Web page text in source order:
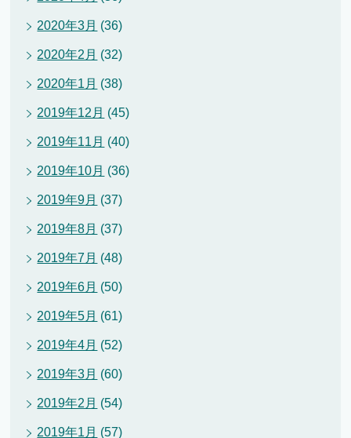
2020年3月 (36)
2020年2月 (32)
2020年1月 (38)
2019年12月 (45)
2019年11月 (40)
2019年10月 (36)
2019年9月 (37)
2019年8月 (37)
2019年7月 (48)
2019年6月 (50)
2019年5月 (61)
2019年4月 (52)
2019年3月 (60)
2019年2月 (54)
2019年1月 (57)